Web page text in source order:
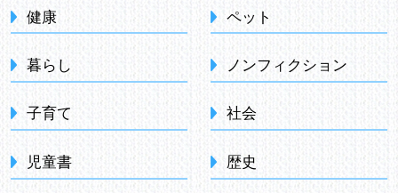
健康
暮らし
子育て
児童書
ペット
ノンフィクション
社会
歴史